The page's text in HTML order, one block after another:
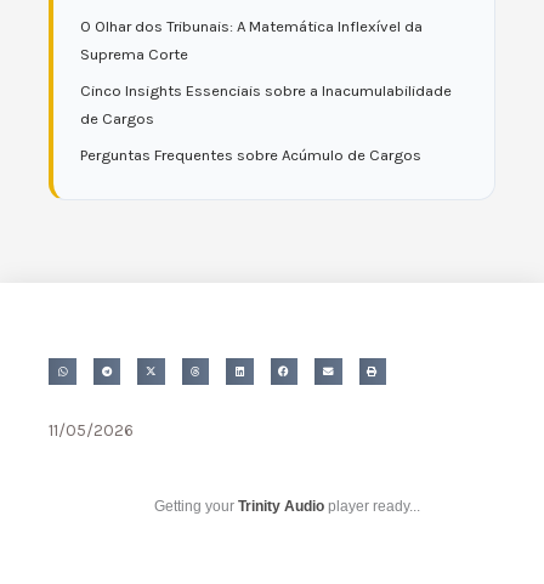
O Olhar dos Tribunais: A Matemática Inflexível da
Suprema Corte
Cinco Insights Essenciais sobre a Inacumulabilidade
de Cargos
Perguntas Frequentes sobre Acúmulo de Cargos
11/05/2026
Getting your Trinity Audio player ready...